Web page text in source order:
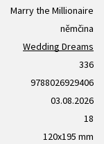
Marry the Millionaire
němčina
Wedding Dreams
336
9788026929406
03.08.2026
18
120x195 mm